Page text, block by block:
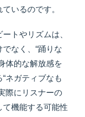
いるのです。
トやリズムは、
なく、“踊りな
体的な解放感を
ネガティブなも
際にリスナーの
機能する可能性